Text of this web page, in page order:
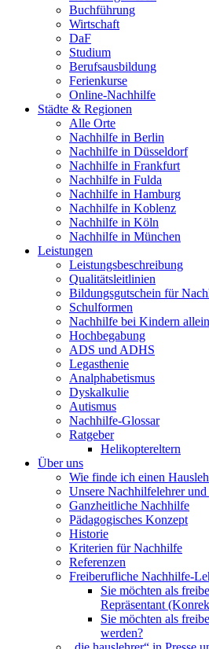
Buchführung
Wirtschaft
DaF
Studium
Berufsausbildung
Ferienkurse
Online-Nachhilfe
Städte & Regionen
Alle Orte
Nachhilfe in Berlin
Nachhilfe in Düsseldorf
Nachhilfe in Frankfurt
Nachhilfe in Fulda
Nachhilfe in Hamburg
Nachhilfe in Koblenz
Nachhilfe in Köln
Nachhilfe in München
Leistungen
Leistungsbeschreibung
Qualitätsleitlinien
Bildungsgutschein für
Schulformen
Nachhilfe bei Kindern
Hochbegabung
ADS und ADHS
Legasthenie
Analphabetismus
Dyskalkulie
Autismus
Nachhilfe-Glossar
Ratgeber
Helikoptereltern
Über uns
Wie finde ich einen
Unsere Nachhilfelehrer
Ganzheitliche Nachhilfe
Pädagogisches Konzept
Historie
Kriterien für Nachhilfe
Referenzen
Freiberufliche Nachhilfe-
Sie möchten als
Repräsentant
Sie möchten als
werden?